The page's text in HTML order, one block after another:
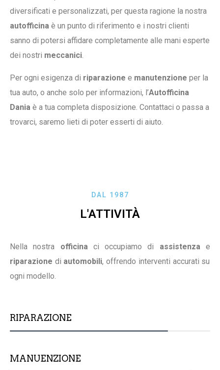
diversificati e personalizzati, per questa ragione la nostra
autofficina è un punto di riferimento e i nostri clienti
sanno di potersi affidare completamente alle mani esperte
dei nostri meccanici.
Per ogni esigenza di riparazione e manutenzione per la
tua auto, o anche solo per informazioni, l’Autofficina
Dania è a tua completa disposizione. Contattaci o passa a
trovarci, saremo lieti di poter esserti di aiuto.
DAL 1987
L'ATTIVITÀ
Nella nostra officinaci occupiamo di assistenzae
riparazione di automobili, offrendo interventi accurati su
ogni modello.
RIPARAZIONE
MANUENZIONE